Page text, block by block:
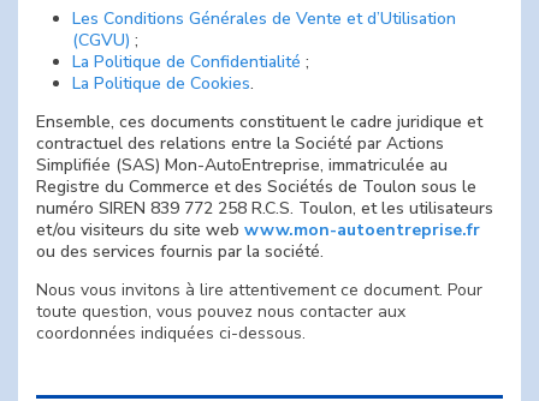
Les Conditions Générales de Vente et d’Utilisation
(CGVU) ;
La Politique de Confidentialité ;
La Politique de Cookies.
Ensemble, ces documents constituent le cadre juridique et
contractuel des relations entre la Société par Actions
Simplifiée (SAS) Mon-AutoEntreprise, immatriculée au
Registre du Commerce et des Sociétés de Toulon sous le
numéro SIREN 839 772 258 R.C.S. Toulon, et les utilisateurs
et/ou visiteurs du site web www.mon-autoentreprise.fr
ou des services fournis par la société.
Nous vous invitons à lire attentivement ce document. Pour
toute question, vous pouvez nous contacter aux
coordonnées indiquées ci-dessous.